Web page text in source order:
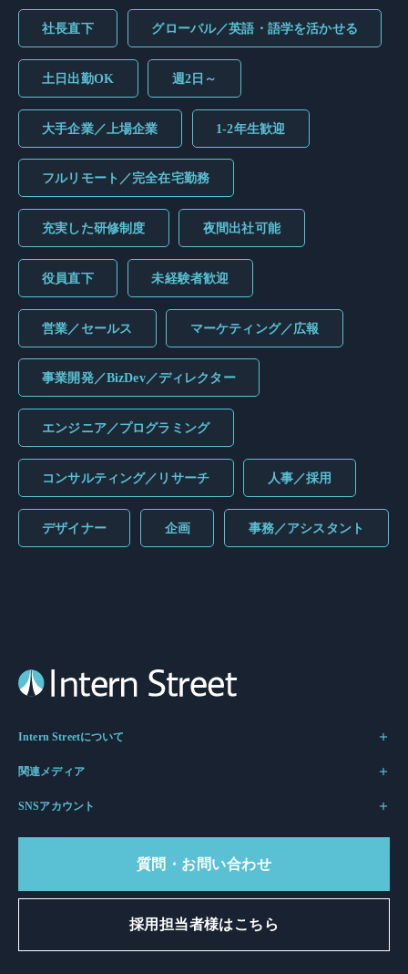
社長直下 グローバル／英語・語学を活かせる
土日出勤OK 週2日～
大手企業／上場企業 1-2年生歓迎
フルリモート／完全在宅勤務
充実した研修制度 夜間出社可能
役員直下 未経験者歓迎
営業／セールス マーケティング／広報
事業開発／BizDev／ディレクター
エンジニア／プログラミング
コンサルティング／リサーチ 人事／採用
デザイナー 企画 事務／アシスタント
Intern Streetについて
関連メディア
SNSアカウント
質問・お問い合わせ
採用担当者様はこちら